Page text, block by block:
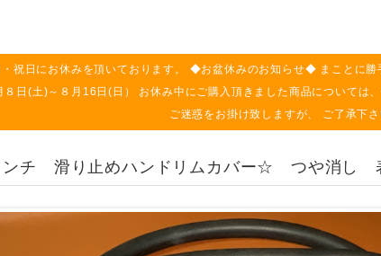
祝日にお休みを頂いております。 ◆お盆休みのお知らせ◆ まことに
日(土)～８月16日(日） お休み中にご購入頂きました商品については
ご迷惑をお掛け致しますが、 ご了承下
チ 滑り止めハンドリムカバー☆ つや消し